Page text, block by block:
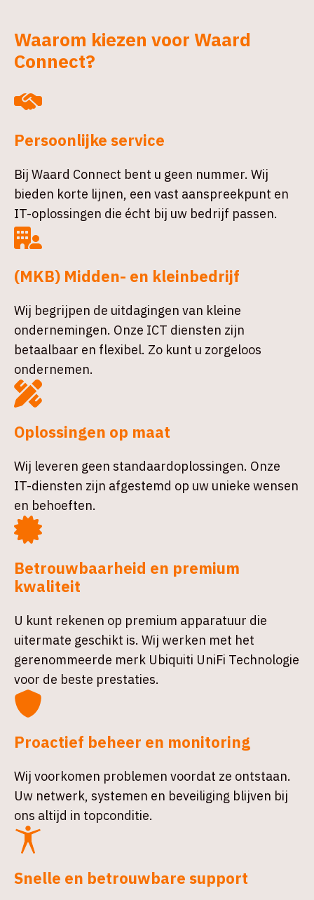
Waarom kiezen voor Waard
Connect?
Persoonlijke service
Bij Waard Connect bent u geen nummer. Wij
bieden korte lijnen, een vast aanspreekpunt en
IT-oplossingen die écht bij uw bedrijf passen.
(MKB) Midden- en kleinbedrijf
Wij begrijpen de uitdagingen van kleine
ondernemingen. Onze ICT diensten zijn
betaalbaar en flexibel. Zo kunt u zorgeloos
ondernemen.
Oplossingen op maat
Wij leveren geen standaardoplossingen. Onze
IT-diensten zijn afgestemd op uw unieke wensen
en behoeften.
Betrouwbaarheid en premium
kwaliteit
U kunt rekenen op premium apparatuur die
uitermate geschikt is. Wij werken met het
gerenommeerde merk Ubiquiti UniFi Technologie
voor de beste prestaties.
Proactief beheer en monitoring
Wij voorkomen problemen voordat ze ontstaan.
Uw netwerk, systemen en beveiliging blijven bij
ons altijd in topconditie.
Snelle en betrouwbare support